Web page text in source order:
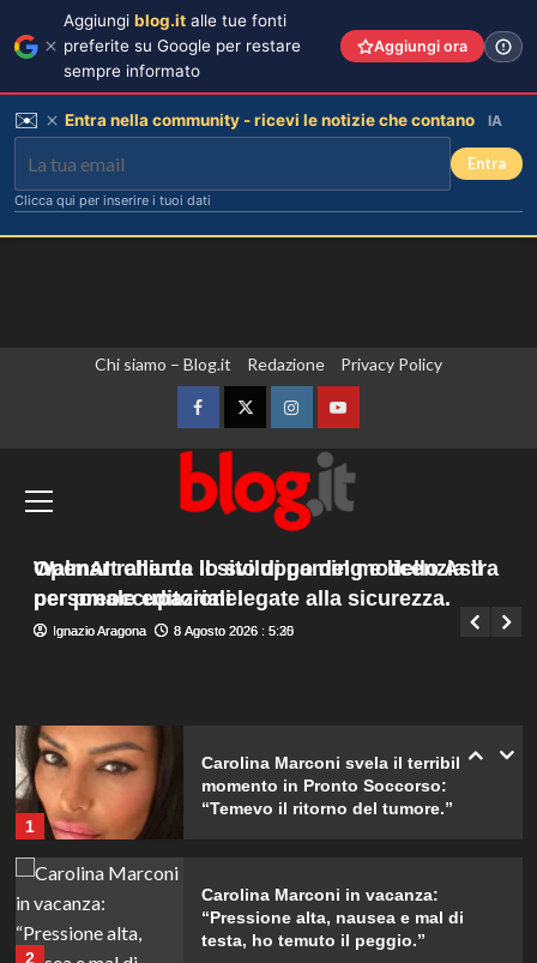
Chi siamo – Blog.it Redazione Privacy Policy
FacebookTwitterInstagramYouTube
principale
Zelensky in Serbia, prima visita
dall’inizio della guerra
Giuseppe Recca 8 Agosto 2026 : 7:45
Walmart chiude il sito di gaming e licenzia il
personale editoriale.
Ignazio Aragona 8 Agosto 2026 : 5:30
OpenAI rallenta lo sviluppo del modello Astra
per preoccupazioni legate alla sicurezza.
Ignazio Aragona 8 Agosto 2026 : 5:25
Debora Bragetti in vacanza da sola:
finita la relazione con Alessio Pilli
Stella?
4
Elisabetta Gregoraci incontra la
sorella in Costa Smeralda: momenti
Il midi dress azzurro di Harriet
1
Carolina Marconi svela il terribile
momento in Pronto Soccorso:
“Temevo il ritorno del tumore.”
2
Carolina Marconi in vacanza:
“Pressione alta, nausea e mal di
testa, ho temuto il peggio.”
Aggiungi blog.it alle tue fonti
preferite su Google per restare
sempre informato
Aggiungi ora
✉️ Entra nella community - ricevi le notizie che contano IA
Entra
Clicca qui per inserire i tuoi dati